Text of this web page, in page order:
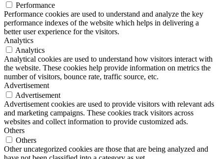
Performance
Performance cookies are used to understand and analyze the key
performance indexes of the website which helps in delivering a
better user experience for the visitors.
Analytics
Analytics
Analytical cookies are used to understand how visitors interact with
the website. These cookies help provide information on metrics the
number of visitors, bounce rate, traffic source, etc.
Advertisement
Advertisement
Advertisement cookies are used to provide visitors with relevant ads
and marketing campaigns. These cookies track visitors across
websites and collect information to provide customized ads.
Others
Others
Other uncategorized cookies are those that are being analyzed and